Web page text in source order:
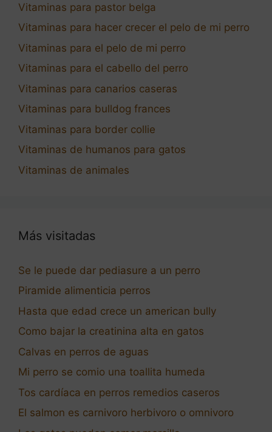
Vitaminas para pastor belga
Vitaminas para hacer crecer el pelo de mi perro
Vitaminas para el pelo de mi perro
Vitaminas para el cabello del perro
Vitaminas para canarios caseras
Vitaminas para bulldog frances
Vitaminas para border collie
Vitaminas de humanos para gatos
Vitaminas de animales
Más visitadas
Se le puede dar pediasure a un perro
Piramide alimenticia perros
Hasta que edad crece un american bully
Como bajar la creatinina alta en gatos
Calvas en perros de aguas
Mi perro se comio una toallita humeda
Tos cardíaca en perros remedios caseros
El salmon es carnivoro herbivoro o omnivoro